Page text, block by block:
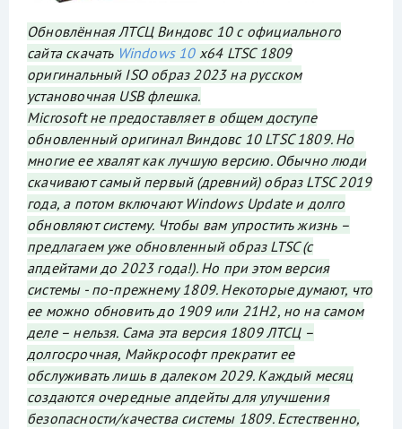
Обновлённая ЛТСЦ Виндовс 10 с официального
сайта скачать Windows 10x64 LTSC 1809
оригинальный ISO образ 2023 на русском
установочная USB флешка.
Microsoft не предоставляет в общем доступе
обновленный оригинал Виндовс 10 LTSC 1809. Но
многие ее хвалят как лучшую версию. Обычно люди
скачивают самый первый (древний) образ LTSC 2019
года, а потом включают Windows Update и долго
обновляют систему. Чтобы вам упростить жизнь –
предлагаем уже обновленный образ LTSC (с
апдейтами до 2023 года!). Но при этом версия
системы - по-прежнему 1809. Некоторые думают, что
ее можно обновить до 1909 или 21H2, но на самом
деле – нельзя. Сама эта версия 1809 ЛТСЦ –
долгосрочная, Майкрософт прекратит ее
обслуживать лишь в далеком 2029. Каждый месяц
создаются очередные апдейты для улучшения
безопасности/качества системы 1809. Естественно,